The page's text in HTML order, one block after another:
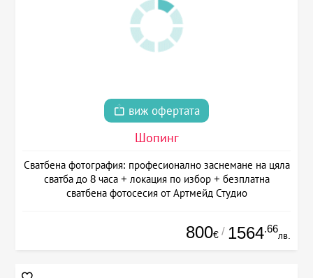
виж офертата
Шопинг
Сватбена фотография: професионално заснемане на цяла
сватба до 8 часа + локация по избор + безплатна
сватбена фотосесия от Артмейд Студио
800€ / 1564.66
лв.